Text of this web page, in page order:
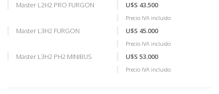
Master L2H2 PRO FURGON U$S 43.500
Precio IVA incluido
Master L3H2 FURGON U$S 45.000
Precio IVA incluido
Master L3H2 PH2 MINIBUS U$S 53.000
Precio IVA incluido